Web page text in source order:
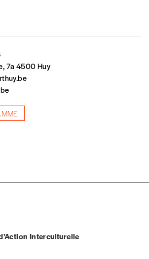
passe ne correspondent pas
frais de port inclus
7a 4500 Huy
Interculturelle